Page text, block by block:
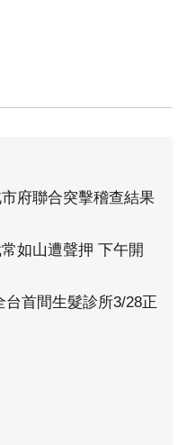
府聯合突擊稽查結果
如山遭聲押 下午開
首間生髮診所3/28正